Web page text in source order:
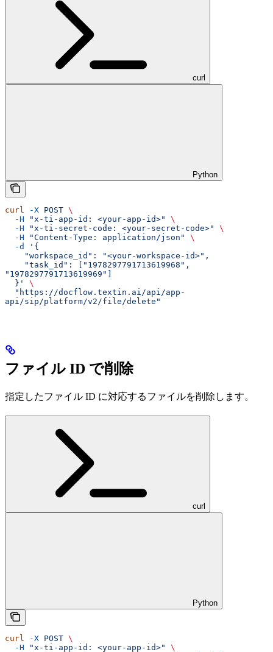
curl
Python
curl -X POST \
  -H
"x-ti-app-id: <your-app-id>"
\
  -H
"x-ti-secret-code: <your-secret-code>"
\
  -H
"Content-Type: application/json"
\
  -d
'{
    "workspace_id": "<your-workspace-id>",
"1978297791713619969"]
  }'
\
api/sip/platform/v2/file/delete"
ファイル ID で削除
指定したファイル ID に対応するファイルを削除します。
curl
Python
curl -X POST \
  -H
"x-ti-app-id: <your-app-id>"
\